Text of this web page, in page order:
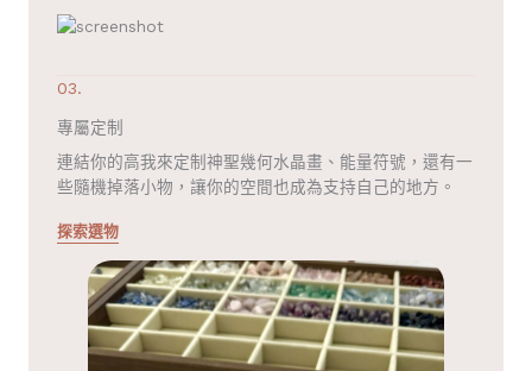
03.
專屬定制
連結你的高我來定制神聖幾何水晶畫、能量符號，還有一
些隨機掉落小物，讓你的空間也成為支持自己的地方。
探索選物